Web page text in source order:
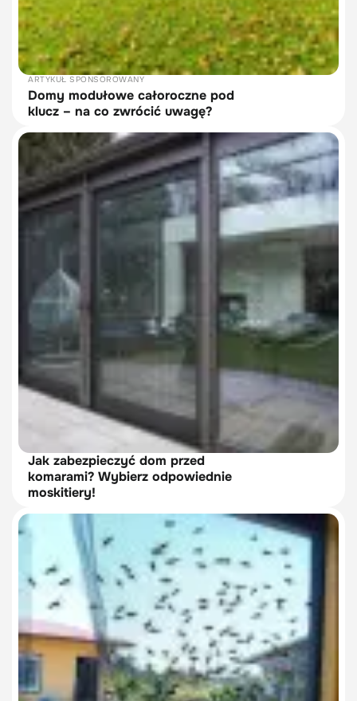
ARTYKUŁ SPONSOROWANY
Domy modułowe całoroczne pod
klucz – na co zwrócić uwagę?
Jak zabezpieczyć dom przed
komarami? Wybierz odpowiednie
moskitiery!